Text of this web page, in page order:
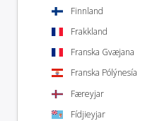
Finnland
Frakkland
Franska Gvæjana
Franska Pólýnesía
Færeyjar
Fídjieyjar